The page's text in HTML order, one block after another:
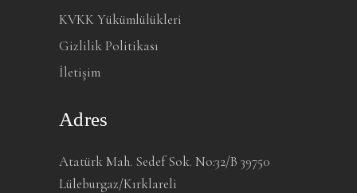
KVKK Yükümlülükleri
Gizlilik Politikası
İletişim
Adres
Atatürk Mah. Sedef Sok. No:32/B 39750
Lüleburgaz/Kırklareli